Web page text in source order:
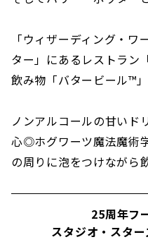
「ウィザーディング・
ター」にあるレストラン
飲み物「バタービール™」
ノンアルコールの甘いド
心◎ホグワーツ魔法魔術
の周りに泡をつけながら
25周年フ
スタジオ・スタ